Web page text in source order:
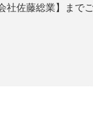
佐藤総業】までご